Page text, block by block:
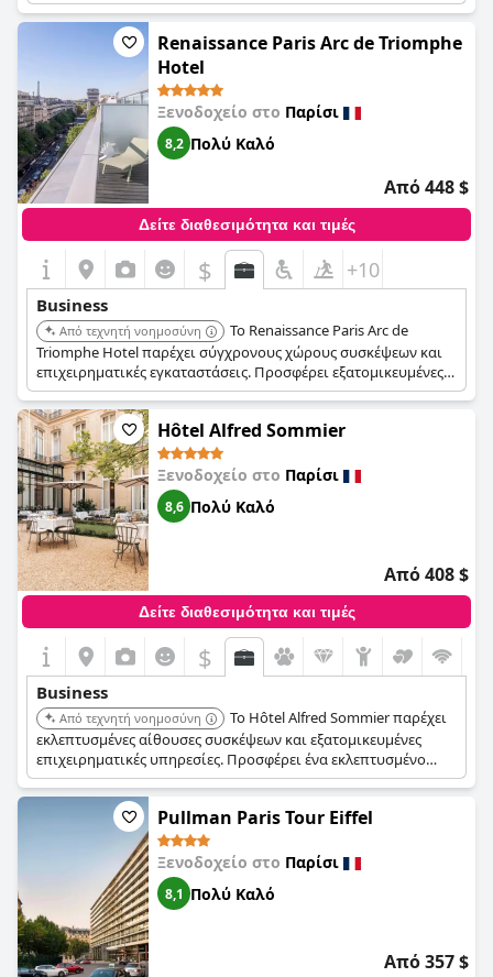
Paris Opera διαθέτει σύγχρονες ανέσεις και ένα ειδικό
επιχειρηματικό κέντρο, ιδανικό για συναντήσεις και εταιρικές
εκδηλώσεις σε ένα κομψό περιβάλλον.
Renaissance Paris Arc de Triomphe
Hotel
Ξενοδοχείο στο Παρίσι
8,2 Πολύ Καλό
Από 448 $
Δείτε διαθεσιμότητα και τιμές
$ +10
Business
Από τεχνητή νοημοσύνη
Το Renaissance Paris Arc de
Triomphe Hotel παρέχει σύγχρονους χώρους συσκέψεων και
επιχειρηματικές εγκαταστάσεις. Προσφέρει εξατομικευμένες
υπηρεσίες και υποστήριξη για εταιρικές εκδηλώσεις. Η
τοποθεσία του κοντά στην Αψίδα του Θριάμβου το καθιστά
προσβάσιμο για επαγγελματικά ραντεβού.
Hôtel Alfred Sommier
Ξενοδοχείο στο Παρίσι
8,6 Πολύ Καλό
Από 408 $
Δείτε διαθεσιμότητα και τιμές
$
Business
Από τεχνητή νοημοσύνη
Το Hôtel Alfred Sommier παρέχει
εκλεπτυσμένες αίθουσες συσκέψεων και εξατομικευμένες
επιχειρηματικές υπηρεσίες. Προσφέρει ένα εκλεπτυσμένο
περιβάλλον κατάλληλο για εταιρικές εκδηλώσεις. Η κεντρική
τοποθεσία του ξενοδοχείου και η προσοχή στη λεπτομέρεια
ενισχύουν την ελκυστικότητά του για τους επαγγελματίες
Pullman Paris Tour Eiffel
Ξενοδοχείο στο Παρίσι
8,1 Πολύ Καλό
Από 357 $